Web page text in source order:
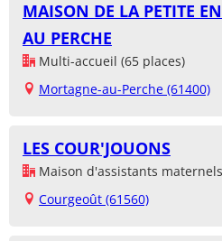
MAISON DE LA PETITE
AU PERCHE
Multi-accueil (65 places)
Mortagne-au-Perche (61400)
LES COUR'JOUONS
Maison d'assistants
Courgeoût (61560)